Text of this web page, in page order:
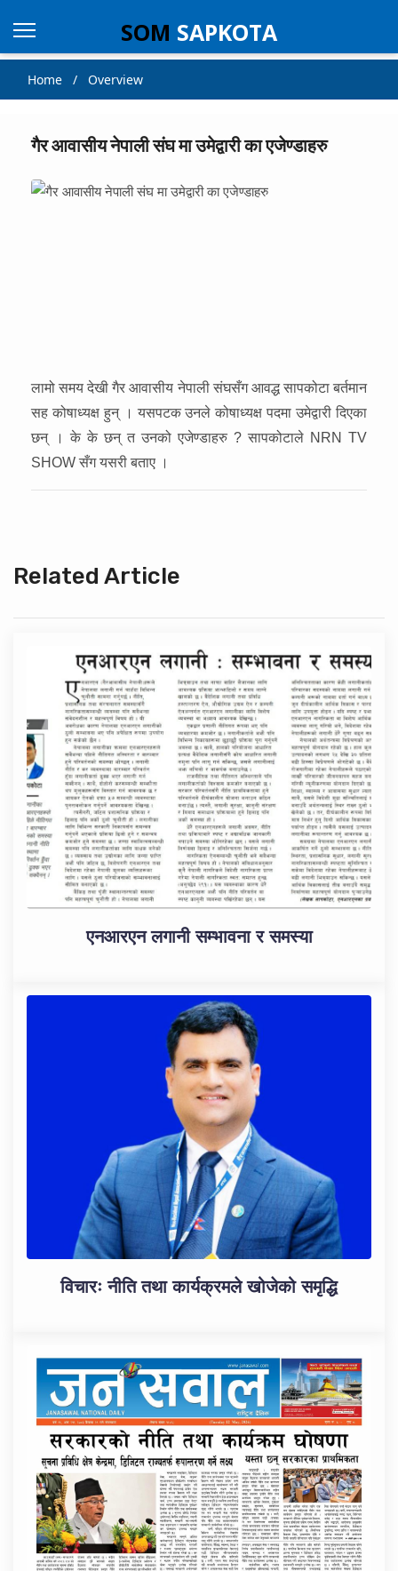
SOM SAPKOTA
Home / Overview
गैर आवासीय नेपाली संघ मा उमेद्वारी का एजेण्डाहरु
लामो समय देखी गैर आवासीय नेपाली संघसँग आवद्ध सापकोटा बर्तमान
सह कोषाध्यक्ष हुन् । यसपटक उनले कोषाध्यक्ष पदमा उमेद्वारी दिएका
छन् । के के छन् त उनको एजेण्डाहरु ? सापकोटाले NRN TV
SHOW सँग यसरी बताए ।
Related Article
एनआरएन लगानी सम्भावना र समस्या
विचारः नीति तथा कार्यक्रमले खोजेको समृद्धि